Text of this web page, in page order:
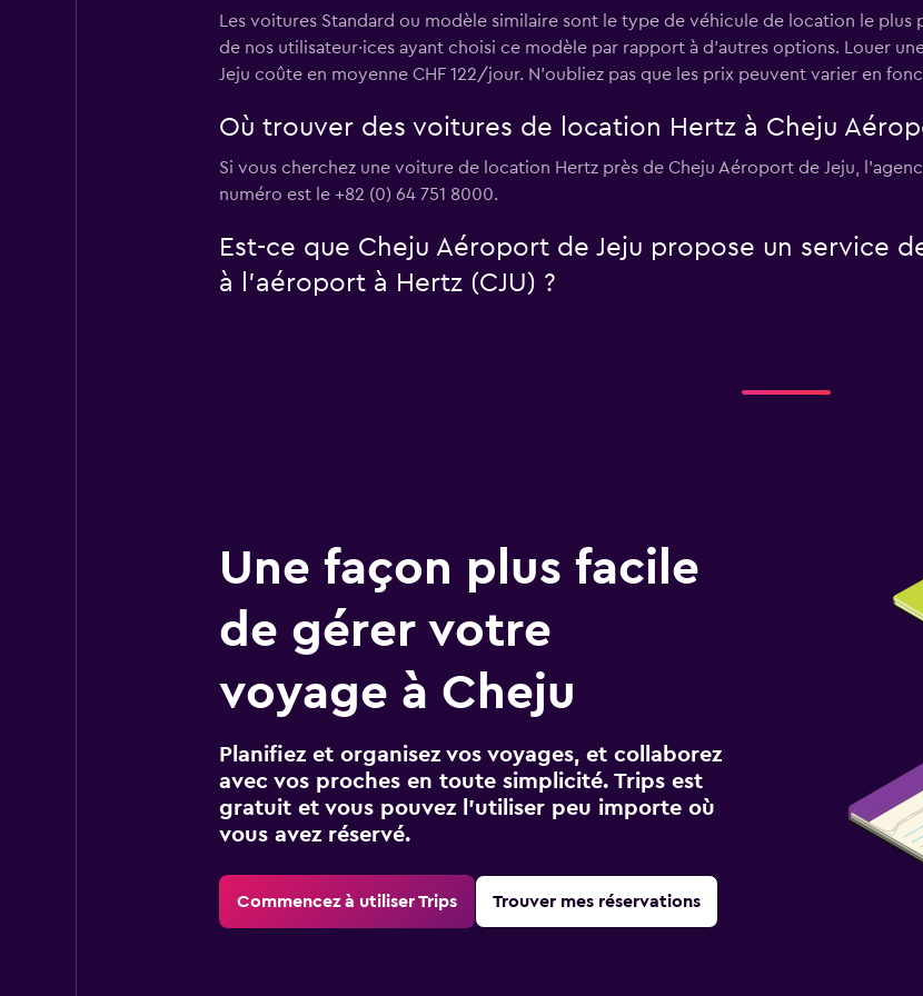
Les voitures Standard ou modèle similaire sont le type de véhicule de location le plus
de nos utilisateur·ices ayant choisi ce modèle par rapport à d’autres options. Louer
Jeju coûte en moyenne CHF 122/jour. N'oubliez pas que les prix peuvent varier en
Où trouver des voitures de location Hertz à Cheju
Si vous cherchez une voiture de location Hertz près de Cheju Aéroport de Jeju,
numéro est le +82 (0) 64 751 8000.
Est-ce que Cheju Aéroport de Jeju propose un service
à l’aéroport à Hertz (CJU) ?
Une façon plus facile
de gérer votre
voyage à Cheju
Planifiez et organisez vos voyages, et collaborez
avec vos proches en toute simplicité. Trips est
gratuit et vous pouvez l’utiliser peu importe où
vous avez réservé.
Commencez à utiliser Trips Trouver mes réservations